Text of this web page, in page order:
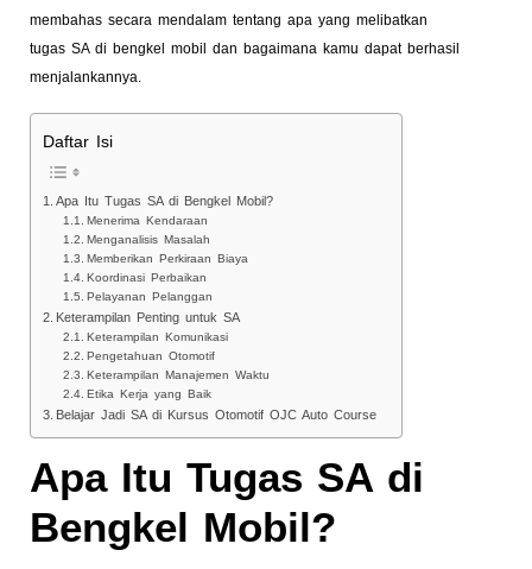
membahas secara mendalam tentang apa yang melibatkan
tugas SA di bengkel mobil dan bagaimana kamu dapat berhasil
menjalankannya.
Daftar Isi
Apa Itu Tugas SA di Bengkel Mobil?
Menerima Kendaraan
Menganalisis Masalah
Memberikan Perkiraan Biaya
Koordinasi Perbaikan
Pelayanan Pelanggan
Keterampilan Penting untuk SA
Keterampilan Komunikasi
Pengetahuan Otomotif
Keterampilan Manajemen Waktu
Etika Kerja yang Baik
Belajar Jadi SA di Kursus Otomotif OJC Auto Course
Apa Itu Tugas SA di
Bengkel Mobil?